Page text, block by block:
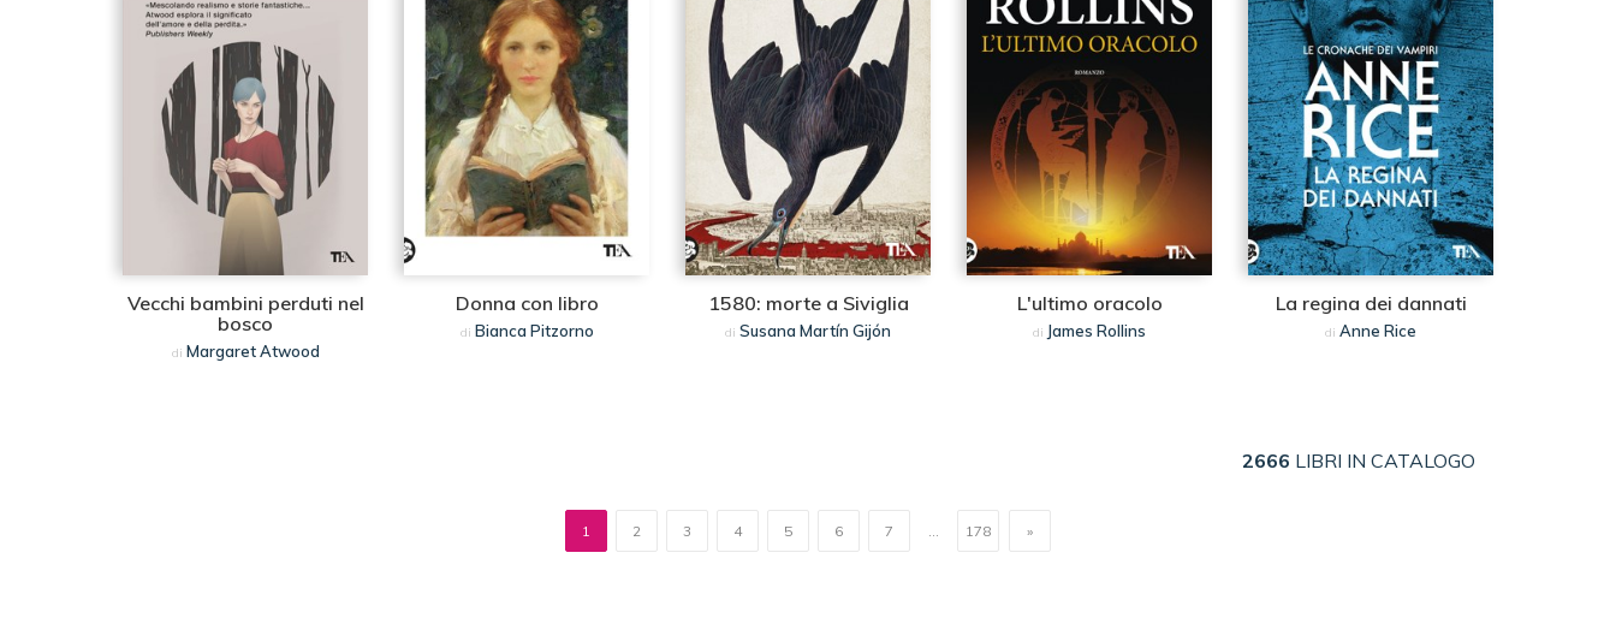
Vecchi bambini perduti nel
bosco
di Margaret Atwood
Donna con libro
di Bianca Pitzorno
1580: morte a Siviglia
di Susana Martín Gijón
L'ultimo oracolo
di James Rollins
La regina dei dannati
di Anne Rice
2666 LIBRI IN CATALOGO
»
1 2 3 4 5 6 7 178